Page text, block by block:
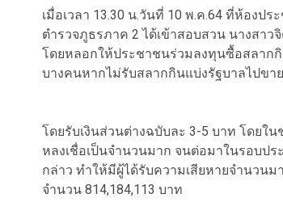
เมื่อเวลา 13.30 น.วันที่ 10 พ.ค.64 ที่ห้อง
ตำรวจภูธรภาค 2 ได้เข้าสอบสวน นางสา
โดยหลอกให้ประชาชนร่วมลงทุนซื้อสลากกิ
บางคนหากไม่รับสลากกินแบ่งรัฐบาลไปขา
โดยรับเงินส่วนต่างฉบับละ 3-5 บาท โดยใ
หลงเชื่อเป็นจำนวนมาก จนต่อมาในรอบปร
กล่าว ทำให้มีผู้ได้รับความเสียหายจำนวน
จำนวน 814,184,113 บาท